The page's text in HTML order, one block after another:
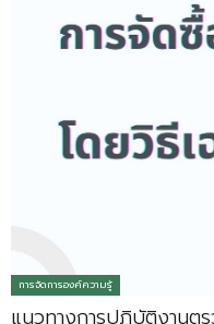
การจัดการองค์ความรู้
แนวทางการปฏิบัติงานต